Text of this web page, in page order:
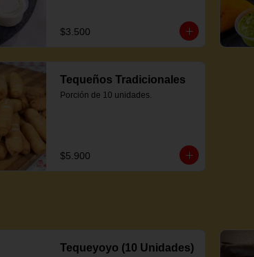
$3.500
Tequeños Tradicionales
Porción de 10 unidades.
$5.900
Tequeyoyo (10 Unidades)